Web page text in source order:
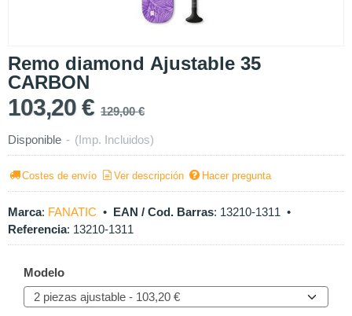
Remo diamond Ajustable 35
CARBON
103,20 € 129,00 €
Disponible - (Imp. Incluidos)
Costes de envío Ver descripción Hacer pregunta
Marca: FANATIC • EAN / Cod. Barras: 13210-1311 •
Referencia: 13210-1311
Modelo